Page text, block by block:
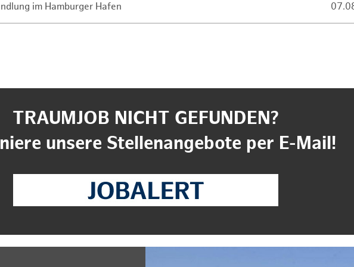
im Hamburger Hafen
TRAUMJOB NICHT GEFUNDEN?
unsere Stellenangebote per E-Mail!